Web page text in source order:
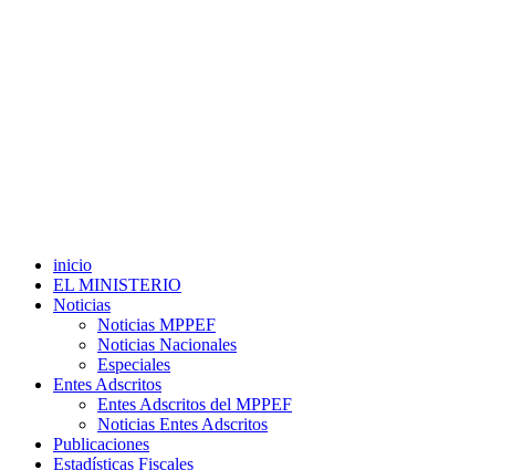
inicio
EL MINISTERIO
Noticias
Noticias MPPEF
Noticias Nacionales
Especiales
Entes Adscritos
Entes Adscritos del MPPEF
Noticias Entes Adscritos
Publicaciones
Estadísticas Fiscales